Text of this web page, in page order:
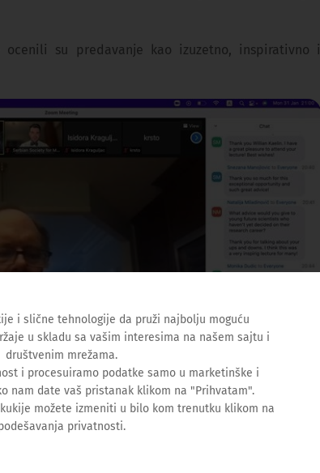
ocenili su predavanje kao izuzetno, inspirativno i
i slične tehnologije da pruži najbolju moguću
u skladu sa vašim interesima na našem sajtu i
društvenim mrežama.
i procesuiramo podatke samo u marketinške i
nam date vaš pristanak klikom na "Prihvatam".
možete izmeniti u bilo kom trenutku klikom na
privatnosti.